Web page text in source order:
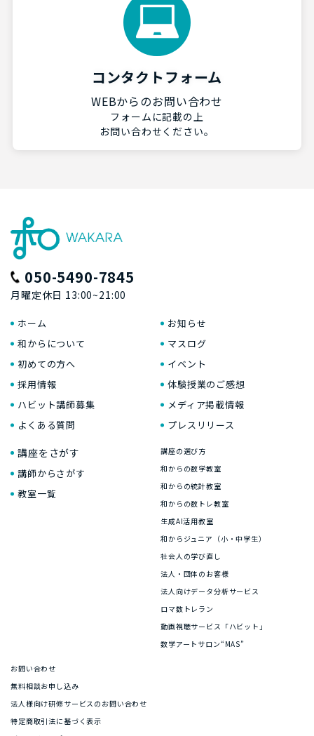
コンタクトフォーム
WEBからのお問い合わせ
フォームに記載の上
お問い合わせください。
050-5490-7845
月曜定休日 13:00~21:00
ホーム
和からについて
初めての方へ
採用情報
ハビット講師募集
よくある質問
お知らせ
マスログ
イベント
体験授業のご感想
メディア掲載情報
プレスリリース
講座をさがす
講師からさがす
教室一覧
講座の選び方
和からの数学教室
和からの統計教室
和からの数トレ教室
生成AI活用教室
和からジュニア（小・中学生）
社会人の学び直し
法人・団体のお客様
法人向けデータ分析サービス
ロマ数トレラン
動画視聴サービス「ハビット」
数学アートサロン“MAS”
お問い合わせ
無料相談お申し込み
法人様向け研修サービスのお問い合わせ
特定商取引法に基づく表示